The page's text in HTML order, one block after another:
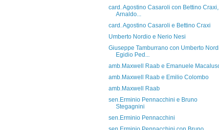
card. Agostino Casaroli con Bettino Craxi,
Arnaldo...
card. Agostino Casaroli e Bettino Craxi
Umberto Nordio e Nerio Nesi
Giuseppe Tamburrano con Umberto
Egidio Ped...
amb.Maxwell Raab e Emanuele
amb.Maxwell Raab e Emilio Colombo
amb.Maxwell Raab
sen.Erminio Pennacchini e Bruno
Stegagnini
sen.Erminio Pennacchini